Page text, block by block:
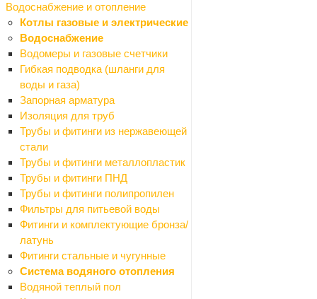
Водоснабжение и отопление
Котлы газовые и электрические
Водоснабжение
Водомеры и газовые счетчики
Гибкая подводка (шланги для
воды и газа)
Запорная арматура
Изоляция для труб
Трубы и фитинги из нержавеющей
стали
Трубы и фитинги металлопластик
Трубы и фитинги ПНД
Трубы и фитинги полипропилен
Фильтры для питьевой воды
Фитинги и комплектующие бронза/
латунь
Фитинги стальные и чугунные
Система водяного отопления
Водяной теплый пол
Назад
Подвесной потолок
Европодвесы
Плинтусы
Плиты потолочные
Профили
Рейки
Подвесные светильники
Сайдинг
Сетки
Назад
Сетки
Сетки для затенения
Сетки москитные
Сетки ПВС кладочные
Решетки садовые
Сетки дорожные
Сетки ПВС штукатурные
Сетка рабица